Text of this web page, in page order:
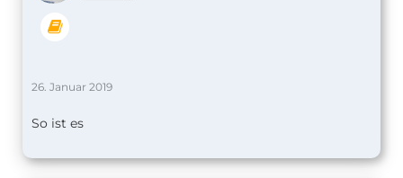
26. Januar 2019
So ist es